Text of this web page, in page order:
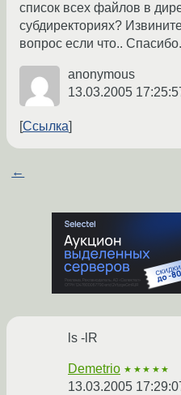
список всех файлов в
субдиректориях?
вопрос если что.. Спасибо.
anonymous
13.03.2005
Ссылка
←
ls -lR
Demetrio ★★★★★
13.03.2005